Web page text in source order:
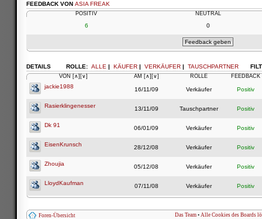
FEEDBACK VON ASIA FREAK
POSITIV NEUTRAL
6 0
ROLLE: ALLE | KÄUFER | VERKÄUFER | TAUSCHPARTNER
DETAILS
VON [∧] [∨] AM [∧] [∨] ROLLE FEEDBACK
jackie1988 16/11/09 Verkäufer Positiv
Rasierklingenesser 13/11/09 Tauschpartner Positiv
Dk 91 06/01/09 Verkäufer Positiv
EisenKrunsch 28/12/08 Verkäufer Positiv
Zhoujia 05/12/08 Verkäufer Positiv
LloydKaufman 07/11/08 Verkäufer Positiv
Foren-Übersicht Das Team • Alle Cookies des Boards